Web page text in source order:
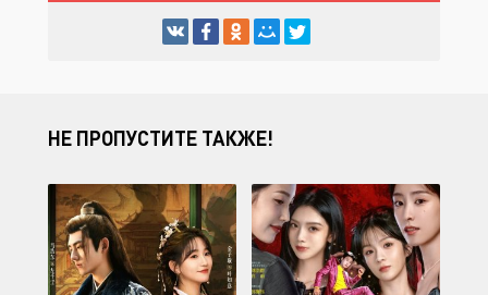
НЕ ПРОПУСТИТЕ ТАКЖЕ!